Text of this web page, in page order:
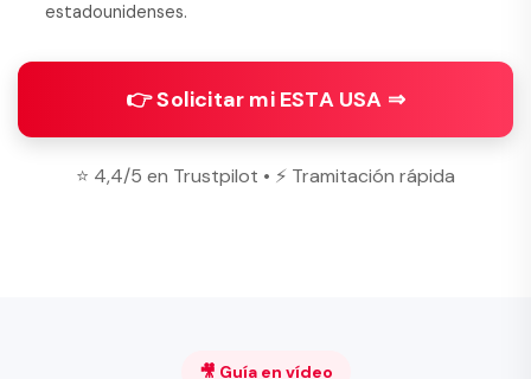
estadounidenses.
👉 Solicitar mi ESTA USA ⇒
⭐ 4,4/5 en Trustpilot • ⚡ Tramitación rápida
🎥 Guía en vídeo